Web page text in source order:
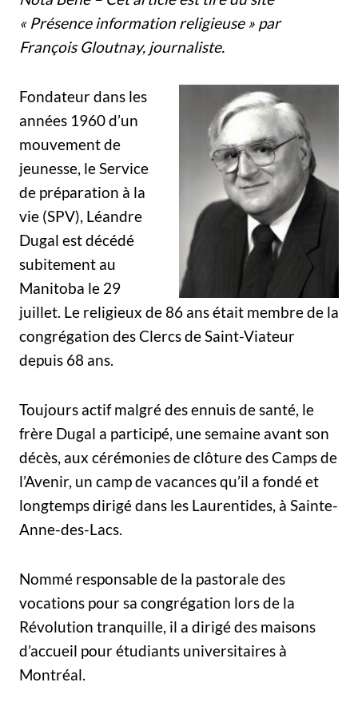
« Présence information religieuse » par
François Gloutnay, journaliste.
Fondateur dans les
années 1960 d’un
mouvement de
jeunesse, le Service
de préparation à la
vie (SPV), Léandre
Dugal est décédé
subitement au
Manitoba le 29
juillet. Le religieux de 86 ans était membre de la
congrégation des Clercs de Saint-Viateur
depuis 68 ans.
Toujours actif malgré des ennuis de santé, le
frère Dugal a participé, une semaine avant son
décès, aux cérémonies de clôture des Camps de
l’Avenir, un camp de vacances qu’il a fondé et
longtemps dirigé dans les Laurentides, à Sainte-
Anne-des-Lacs.
Nommé responsable de la pastorale des
vocations pour sa congrégation lors de la
Révolution tranquille, il a dirigé des maisons
d’accueil pour étudiants universitaires à
Montréal.